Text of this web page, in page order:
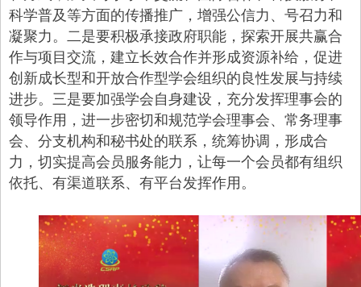
科学普及等方面的传播推广，增强公信力、号召力和
凝聚力。二是要积极承接政府职能，探索开展共赢合
作与项目交流，建立长效合作并形成资源补给，促进
创新成长型和开放合作型学会组织的良性发展与持续
进步。三是要加强学会自身建设，充分发挥理事会的
领导作用，进一步密切和规范学会理事会、常务理事
会、分支机构和秘书处的联系，统筹协调，形成合
力，切实提高会员服务能力，让每一个会员都有组织
依托、有渠道联系、有平台发挥作用。